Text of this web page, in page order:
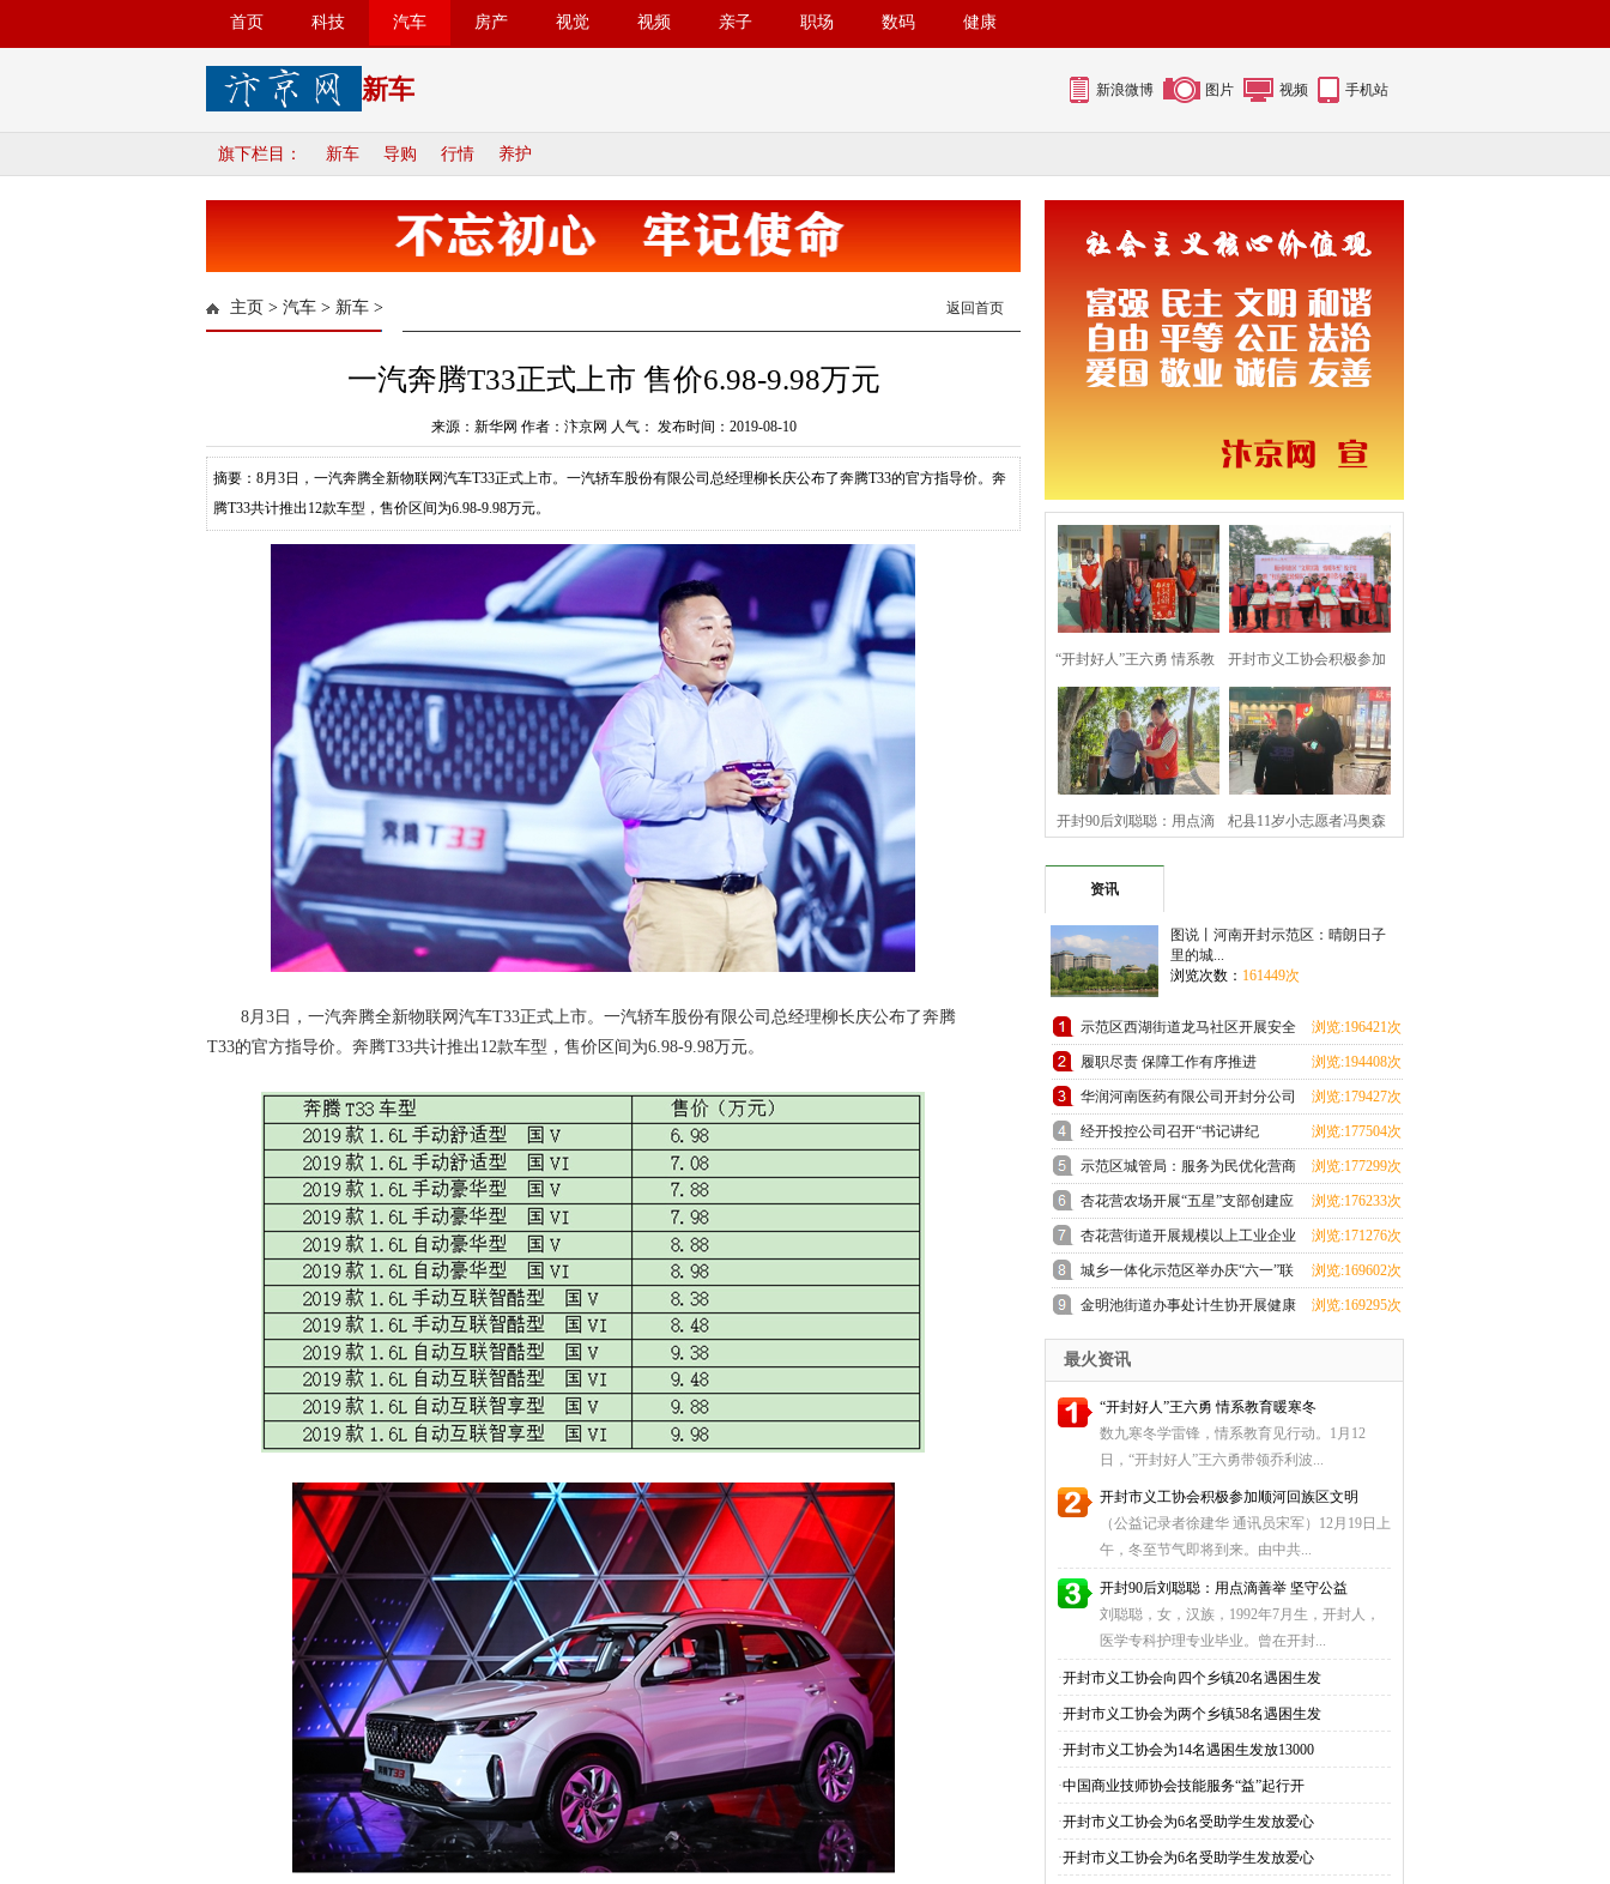
首页 科技 汽车 房产 视觉 视频 亲子 职场 数码 健康
新车 新浪微博 图片 视频 手机站
旗下栏目： 新车 导购 行情 养护
主页 > 汽车 > 新车 > 返回首页
一汽奔腾T33正式上市 售价6.98-9.98万元
来源：新华网 作者：汴京网 人气： 发布时间：2019-08-10
摘要：8月3日，一汽奔腾全新物联网汽车T33正式上市。一汽轿车股份有限公司总经理柳长庆公布了奔腾T33的官方指导价。奔
腾T33共计推出12款车型，售价区间为6.98-9.98万元。
8月3日，一汽奔腾全新物联网汽车T33正式上市。一汽轿车股份有限公司总经理柳长庆公布了奔腾
T33的官方指导价。奔腾T33共计推出12款车型，售价区间为6.98-9.98万元。
“开封好人”王六勇 情系教
育暖寒冬
开封市义工协会积极参加
顺河回族区文
开封90后刘聪聪：用点滴 杞县11岁小志愿者冯奥森
资讯
图说丨河南开封示范区：晴朗日子
里的城...
浏览次数： 161449次
示范区西湖街道龙马社区开展安全
教育进校园活动
浏览:196421次
履职尽责 保障工作有序推进 浏览:194408次
华润河南医药有限公司开封分公司
团支部成立
浏览:179427次
经开投控公司召开“书记讲纪
法”和“纪法与青春
浏览:177504次
示范区城管局：服务为民优化营商
环境 群众感激送
浏览:177299次
杏花营农场开展“五星”支部创建应
知应会知识测
浏览:176233次
杏花营街道开展规模以上工业企业
科技研发全覆盖
浏览:171276次
城乡一体化示范区举办庆“六一”联
欢会暨少儿才
浏览:169602次
金明池街道办事处计生协开展健康
厨艺大比拼活动
浏览:169295次
最火资讯
“开封好人”王六勇 情系教育暖寒冬
数九寒冬学雷锋，情系教育见行动。1月12
日，“开封好人”王六勇带领乔利波...
开封市义工协会积极参加顺河回族区文明
（公益记录者徐建华 通讯员宋军）12月19日上
午，冬至节气即将到来。由中共...
开封90后刘聪聪：用点滴善举 坚守公益
刘聪聪，女，汉族，1992年7月生，开封人，
医学专科护理专业毕业。曾在开封...
·开封市义工协会向四个乡镇20名遇困生发
·开封市义工协会为两个乡镇58名遇困生发
·开封市义工协会为14名遇困生发放13000
·中国商业技师协会技能服务“益”起行开
·开封市义工协会为6名受助学生发放爱心
·开封市义工协会为6名受助学生发放爱心